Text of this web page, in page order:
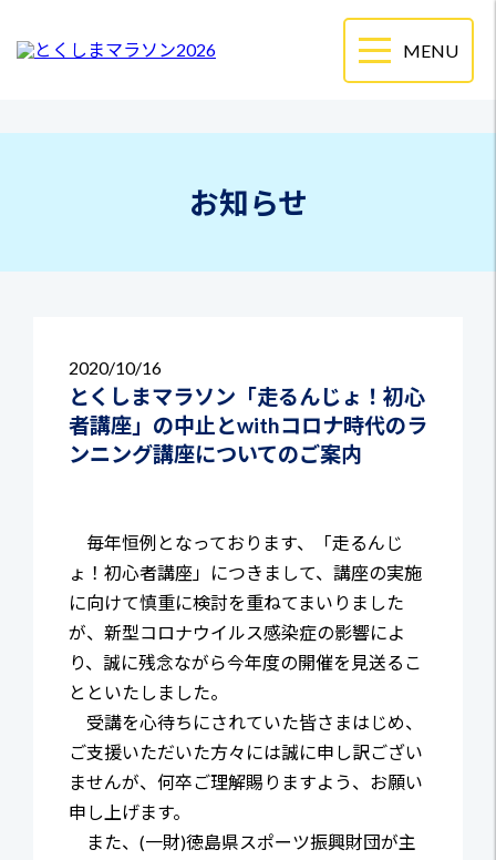
お知らせ
2020 10/16
とくしまマラソン「走るんじょ！初心
者講座」の中止とwithコロナ時代のラ
ンニング講座についてのご案内
毎年恒例となっております、「走るんじ
ょ！初心者講座」につきまして、講座の実施
に向けて慎重に検討を重ねてまいりました
が、新型コロナウイルス感染症の影響によ
り、誠に残念ながら今年度の開催を見送るこ
とといたしました。
受講を心待ちにされていた皆さまはじめ、
ご支援いただいた方々には誠に申し訳ござい
ませんが、何卒ご理解賜りますよう、お願い
申し上げます。
また、(一財)徳島県スポーツ振興財団が主